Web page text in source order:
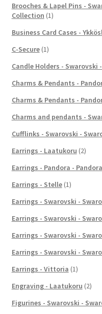
Brooches & Lapel Pins -
Collection (1)
Business Card Cases -
C-Secure (1)
Candle Holders -
Charms & Pendants -
Charms & Pendants -
Charms and pendants -
Cufflinks - Swarovski -
Earrings - Laatukoru (2)
Earrings - Pandora -
Earrings - Stelle (1)
Earrings - Swarovski -
Earrings - Swarovski -
Earrings - Swarovski -
Earrings - Swarovski -
Earrings - Vittoria (1)
Engraving - Laatukoru (2)
Figurines - Swarovski -